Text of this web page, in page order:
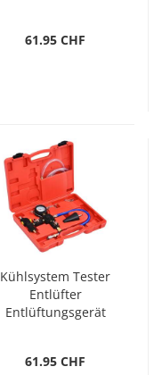
61.95 CHF
Kühlsystem Tester
Entlüfter
Entlüftungsgerät
61.95 CHF